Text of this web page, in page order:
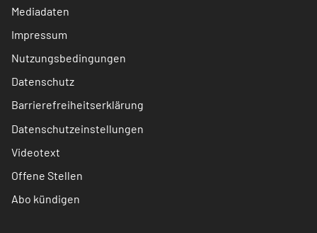
Mediadaten
Impressum
Nutzungsbedingungen
Datenschutz
Barrierefreiheitserklärung
Datenschutzeinstellungen
Videotext
Offene Stellen
Abo kündigen